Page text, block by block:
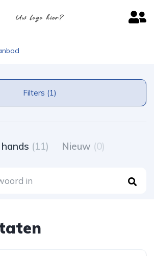
Filters (1)
(11) Nieuw (0)